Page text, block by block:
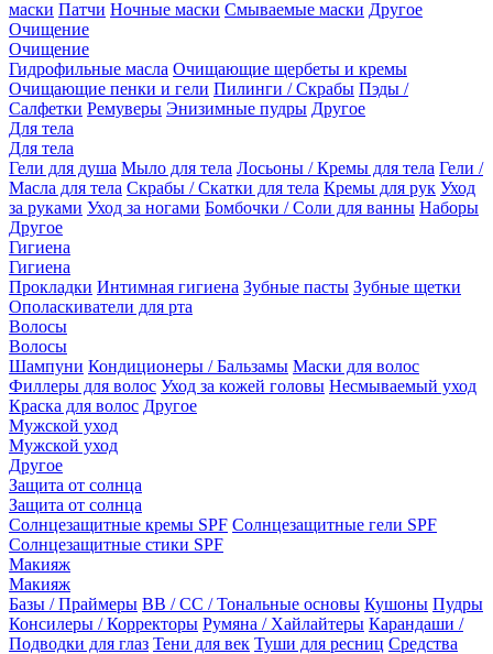
маски Патчи Ночные маски Смываемые маски Другое
Очищение
Очищение
Гидрофильные масла Очищающие щербеты и кремы
Очищающие пенки и гели Пилинги / Скрабы Пэды /
Салфетки Ремуверы Энизимные пудры Другое
Для тела
Для тела
Гели для душа Мыло для тела Лосьоны / Кремы для тела Гели /
Масла для тела Скрабы / Скатки для тела Кремы для рук Уход
за руками Уход за ногами Бомбочки / Соли для ванны Наборы
Другое
Гигиена
Гигиена
Прокладки Интимная гигиена Зубные пасты Зубные щетки
Ополаскиватели для рта
Волосы
Волосы
Шампуни Кондиционеры / Бальзамы Маски для волос
Филлеры для волос Уход за кожей головы Несмываемый уход
Краска для волос Другое
Мужской уход
Мужской уход
Другое
Защита от солнца
Защита от солнца
Солнцезащитные кремы SPF Солнцезащитные гели SPF
Солнцезащитные стики SPF
Макияж
Макияж
Базы / Праймеры BB / CC / Тональные основы Кушоны Пудры
Консилеры / Корректоры Румяна / Хайлайтеры Карандаши /
Подводки для глаз Тени для век Туши для ресниц Средства